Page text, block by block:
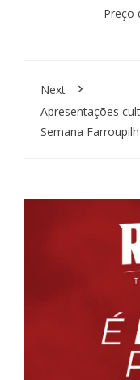
Preço
Next
Apresentações
Semana